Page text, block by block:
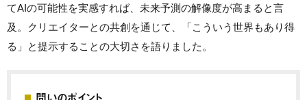
てAIの可能性を実感すれば、未来予測の解像度が高まると言
及。クリエイターとの共創を通じて、「こういう世界もあり得
る」と提示することの大切さを語りました。